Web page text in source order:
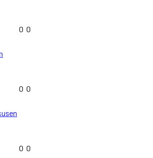
0 0
0 0
0 0